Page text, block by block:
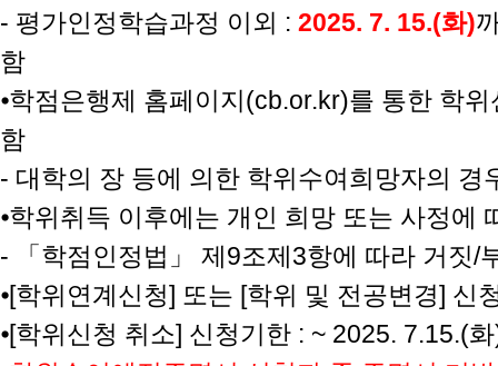
- 평가인정학습과정 이외 : 2025. 7. 15.(화)
함
⦁학점은행제 홈페이지 (cb.or.kr)를 통한 학
함
- 대학의 장 등에 의한 학위수여희망자의 경
⦁학위취득 이후에는 개인 희망 또는 사정에
-
「학점인정법」 제 9조제 3항에 따라 거짓/
⦁[학위연계신청] 또는 [학위 및 전공변경] 신
⦁[학위신청 취소] 신청기한 : ~ 2025. 7.15.(화